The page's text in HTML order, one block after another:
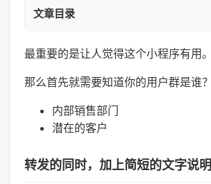
文章目录
最重要的是让人觉得这个小程序有用。
那么首先就需要知道你的用户群是谁？
内部销售部门
潜在的客户
转发的同时，加上简短的文字说明